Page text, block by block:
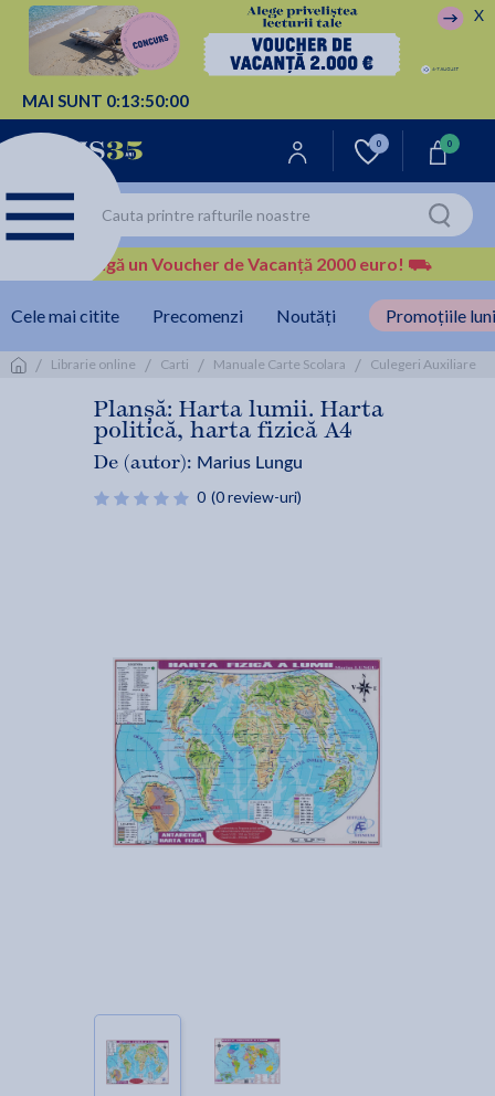
MAI SUNT 0:13:50:00
X
0 0
Câștigă un Voucher de Vacanță 2000 euro! ⛟
Cele mai citite Precomenzi Noutăți Promoțiile
/ Librarie online / Carti / Manuale Carte Scolara / Culegeri Auxiliare
Planșă: Harta lumii. Harta
politică, harta fizică A4
De (autor): Marius Lungu
0 (0 review-uri)